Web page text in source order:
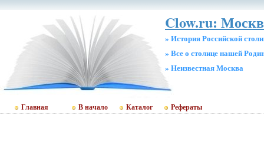
Clow.ru:
» История Российской
» Все о столице нашей
» Неизвестная Москва
Главная В начало Каталог Рефераты